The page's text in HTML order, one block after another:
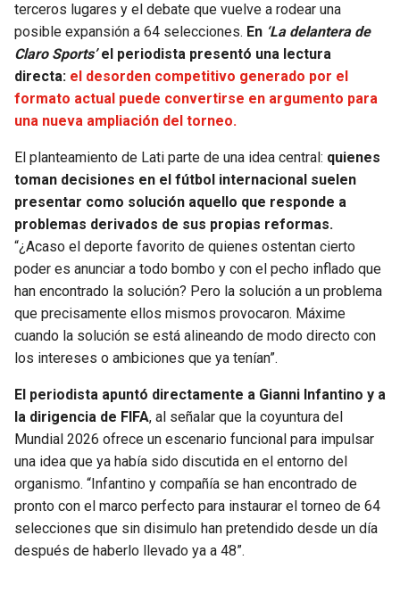
49ERS
SEAHAWKS
BEARS
LIONS
PACKERS
VIKINGS
FALCONS
PANTHERS
BUCCANEERS
GRIZZLIES
PELICANS
SPURS
NUGGETS
TIMBERWOLVES
THUNDER
TRAIL BLAZERS
JAZZ
terceros lugares y el debate que vuelve a rodear una
posible expansión a 64 selecciones. En ‘La delantera de
Claro Sports’el periodista presentó una lectura
directa: el desorden competitivo generado por el
formato actual puede convertirse en argumento para
una nueva ampliación del torneo.
El planteamiento de Lati parte de una idea central: quienes
toman decisiones en el fútbol internacional suelen
presentar como solución aquello que responde a
problemas derivados de sus propias reformas.
“¿Acaso el deporte favorito de quienes ostentan cierto
poder es anunciar a todo bombo y con el pecho inflado que
han encontrado la solución? Pero la solución a un problema
que precisamente ellos mismos provocaron. Máxime
cuando la solución se está alineando de modo directo con
los intereses o ambiciones que ya tenían”.
El periodista apuntó directamente a Gianni Infantino y a
la dirigencia de FIFA, al señalar que la coyuntura del
Mundial 2026 ofrece un escenario funcional para impulsar
una idea que ya había sido discutida en el entorno del
organismo. “Infantino y compañía se han encontrado de
pronto con el marco perfecto para instaurar el torneo de 64
selecciones que sin disimulo han pretendido desde un día
después de haberlo llevado ya a 48”.